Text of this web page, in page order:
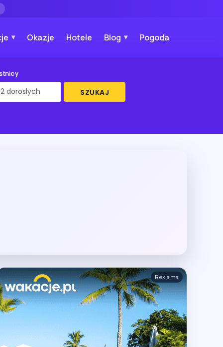
Okazje Hotele Blog Pogoda
SZUKAJ
Reklama